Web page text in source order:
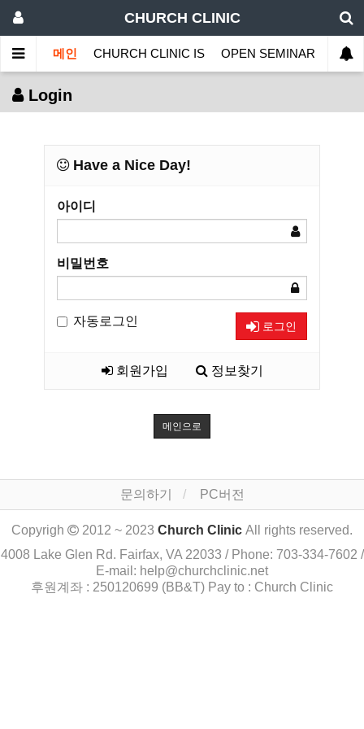
CHURCH CLINIC
메인 CHURCH CLINIC IS OPEN SEMINAR
Login
Have a Nice Day!
아이디
비밀번호
자동로그인 로그인
회원가입 정보찾기
메인으로
문의하기 PC버전
Copyrigh 2012 ~ 2023 Church Clinic All rights reserved.
4008 Lake Glen Rd. Fairfax, VA 22033 / Phone: 703-334-7602 /
E-mail: help@churchclinic.net
후원계좌 : 250120699 (BB&T) Pay to : Church Clinic